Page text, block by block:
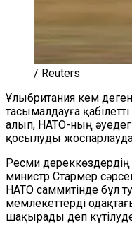
/ Reuters
Ұлыбритания кем
тасымалдауға
алып, НАТО-ның
қосылуды
Ресми
министр Стармер
НАТО саммитінде бұл
мемлекеттерді
шақырады деп